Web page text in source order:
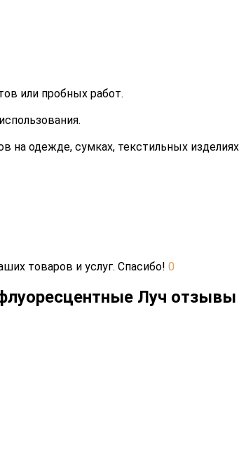
или пробных работ.
на одежде, сумках, текстильных
товаров и услуг. Спасибо! 0
Луч отзывы